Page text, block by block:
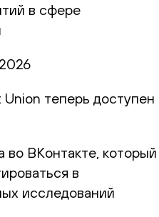
в сфере
теперь доступен
во ВКонтакте, который
в
исследований